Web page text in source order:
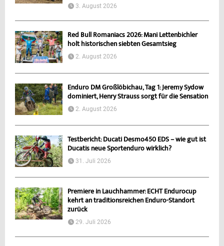
3. August 2026
Red Bull Romaniacs 2026: Mani Lettenbichler
holt historischen siebten Gesamtsieg
2. August 2026
Enduro DM Großlöbichau, Tag 1: Jeremy Sydow
dominiert, Henry Strauss sorgt für die Sensation
2. August 2026
Testbericht: Ducati Desmo450 EDS – wie gut ist
Ducatis neue Sportenduro wirklich?
31. Juli 2026
Premiere in Lauchhammer: ECHT Endurocup
kehrt an traditionsreichen Enduro-Standort
zurück
29. Juli 2026